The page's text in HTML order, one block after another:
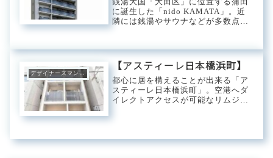
に誕生した「nido KAMATA」。近
隣には銭湯やサウナなどが多数点在
パーや活気あるサンライズモール蒲
田など日々の暮らしの買い物は一通
り近場で済...
デザイナーズマンション
【アスティーレ日本橋浜町】
都心に居を構えることが出来る「ア
スティーレ日本橋浜町」。空港へダ
イレクトアクセスが可能なリムジン
線が伸びる東京駅へのアクセス性も